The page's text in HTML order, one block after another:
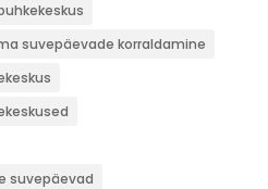
suvepäevade korraldamine
suvepäevad